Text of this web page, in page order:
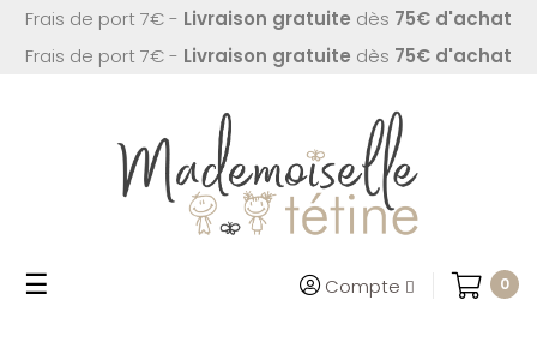
Frais de port 7€ - Livraison gratuite dès 75€ d'achat
Frais de port 7€ - Livraison gratuite dès 75€ d'achat
Basculer
☰ Compte 0